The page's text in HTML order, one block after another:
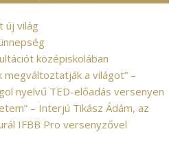
új világ
középiskolában
megváltoztatják a világot” –
nyelvű TED-előadás versenyen
– Interjú Tikász Ádám, az
IFBB Pro versenyzővel